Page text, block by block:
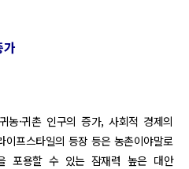
가
·귀촌 인구의 증가, 사회적 경제의
프스타일의 등장 등은 농촌이야말로
포용할 수 있는 잠재력 높은 대안